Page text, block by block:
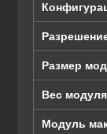
Размер
Вес модуля
Модуль